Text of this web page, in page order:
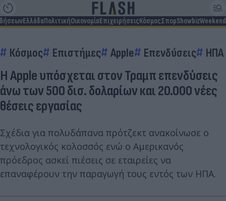
ΕλλάδαΠολιτικήΟικονομίαΕπιχειρήσειςΚόσμοςΣπορShowbizWeekend
Κόσμος Επιστήμες Apple Επενδύσεις ΗΠΑ
Η Apple υπόσχεται στον Τραμπ επενδύσεις
άνω των 500 δισ. δολαρίων και 20.000 νέες
θέσεις εργασίας
Σχέδια για πολυδάπανα πρότζεκτ ανακοίνωσε ο
τεχνολογικός κολοσσός ενώ ο Αμερικανός
πρόεδρος ασκεί πιέσεις σε εταιρείες να
επαναφέρουν την παραγωγή τους εντός των ΗΠΑ.